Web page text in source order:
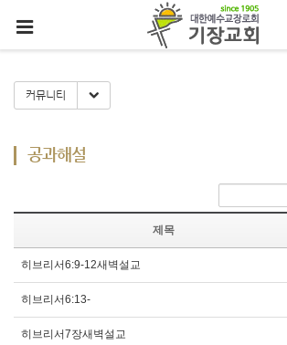
커뮤니티 Toggle Dropdown
공과해설
제목
히브리서6:9-12새벽설교
히브리서6:13-
히브리서7장새벽설교